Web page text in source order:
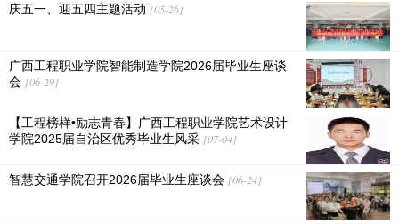
庆五一、迎五四主题活动 [05-26]
广西工程职业学院智能制造学院2026届毕业生座谈
会 [06-29]
【工程榜样•励志青春】广西工程职业学院艺术设计
学院2025届自治区优秀毕业生风采 [07-04]
智慧交通学院召开2026届毕业生座谈会 [06-24]